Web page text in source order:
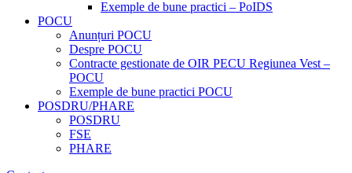
Exemple de bune practici – PoIDS
POCU
Anunțuri POCU
Despre POCU
Contracte gestionate de OIR PECU Regiunea Vest –
POCU
Exemple de bune practici POCU
POSDRU/PHARE
POSDRU
FSE
PHARE